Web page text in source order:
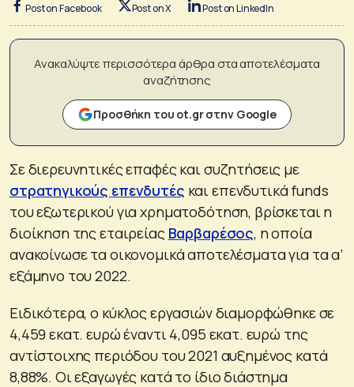
Post on Facebook Post on X Post on LinkedIn
Ανακαλύψτε περισσότερα άρθρα στα αποτελέσματα
αναζήτησης
Προσθήκη του ot.gr στην Google
Σε διερευνητικές επαφές και συζητήσεις με
στρατηγικούς επενδυτές και επενδυτικά funds
του εξωτερικού για χρηματοδότηση, βρίσκεται η
διοίκηση της εταιρείας Βαρβαρέσος, η οποία
ανακοίνωσε τα οικονομικά αποτελέσματα για τα α’
εξάμηνο του 2022.
Ειδικότερα, ο κύκλος εργασιών διαμορφώθηκε σε
4,459 εκατ. ευρώ έναντι 4,095 εκατ. ευρώ της
αντίστοιχης περιόδου του 2021 αυξημένος κατά
8,88%. Οι εξαγωγές κατά το ίδιο διάστημα